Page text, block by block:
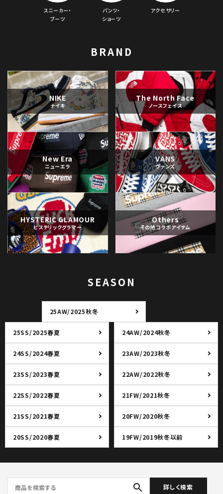
スニーカー・
ブーツ
パンツ・
ショーツ
アクセサリー
BRAND
NIKE
ナイキ
The North Face
ノースフェイス
New Era
ニューエラ
VANS
ヴァンズ
HYSTERIC GLAMOUR
ヒステリックグラマー
Others
その他コラボアイテム
SEASON
25AW/2025秋冬
25SS/2025春夏 24AW/2024秋冬
24SS/2024春夏 23AW/2023秋冬
23SS/2023春夏 22AW/2022秋冬
22SS/2022春夏 21FW/2021秋冬
21SS/2021春夏 20FW/2020秋冬
20SS/2020春夏 19FW/2019秋冬以前
search 詳しく検索